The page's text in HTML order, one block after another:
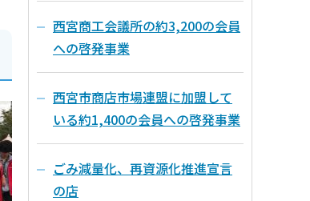
西宮商工会議所の約3,200の会員
への啓発事業
西宮市商店市場連盟に加盟して
いる約1,400の会員への啓発事業
ごみ減量化、再資源化推進宣言
の店